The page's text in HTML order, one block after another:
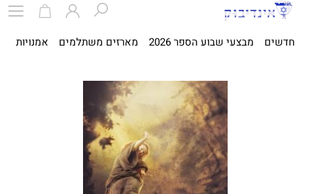
חדשים מבצעי שבוע הספר 2026 מארזים משתלמים אמנויות